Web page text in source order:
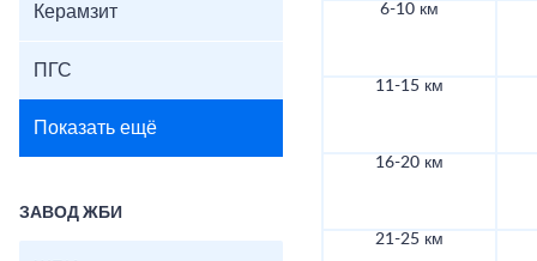
Керамзит
ПГС
Показать ещё
ЗАВОД ЖБИ
6-10 км
11-15 км
16-20 км
21-25 км